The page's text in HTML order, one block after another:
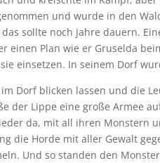
und wurde in den
sollte noch Jahre dauern.
einen Plan wie er Gruselda
einsetzen. In seinem Dorf
Dorf blicken lassen und die
der Lippe eine große Armee
da, mit all ihren
die Horde mit aller Gewalt
Und so standen den